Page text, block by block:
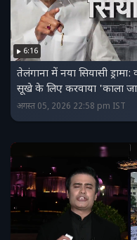
6:16
तेलंगाना में नया सियासी
सूखे के लिए करवाया 'काला
अगस्त 05, 2026 22:58 pm IST